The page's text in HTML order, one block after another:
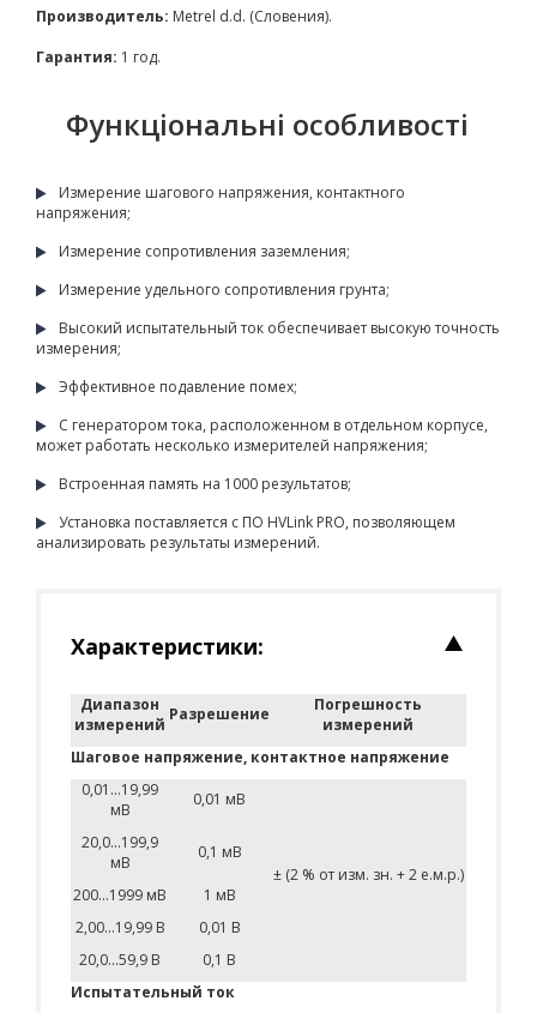
Производитель: Metrel d.d. (Словения).
Гарантия: 1 год.
Функціональні особливості
Измерение шагового напряжения, контактного
напряжения;
Измерение сопротивления заземления;
Измерение удельного сопротивления грунта;
Высокий испытательный ток обеспечивает высокую точность
измерения;
Эффективное подавление помех;
С генератором тока, расположенном в отдельном корпусе,
может работать несколько измерителей напряжения;
Встроенная память на 1000 результатов;
Установка поставляется с ПО HVLink PRO, позволяющем
анализировать результаты измерений.
Характеристики:
Диапазон
измерений
Разрешение
Погрешность
измерений
Шаговое напряжение, контактное напряжение
0,01...19,99
мВ
0,01 мВ
± (2 % от изм. зн. + 2 е.м.р.)
20,0...199,9
мВ
0,1 мВ
200...1999 мВ
1 мВ
2,00...19,99 В
0,01 В
20,0...59,9 В
0,1 В
Испытательный ток